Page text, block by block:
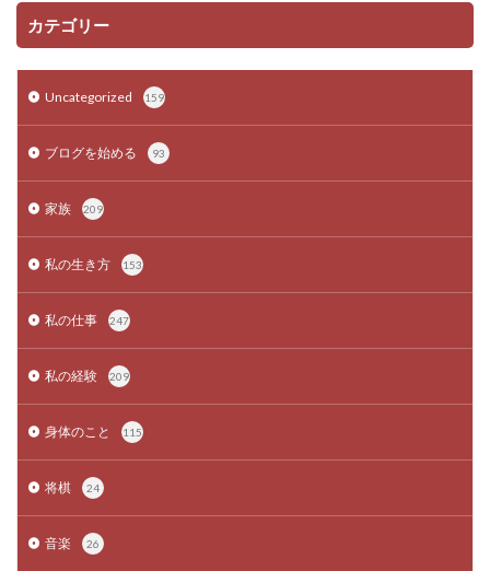
カテゴリー
Uncategorized 159
ブログを始める 93
家族 209
私の生き方 153
私の仕事 247
私の経験 209
身体のこと 115
将棋 24
音楽 26